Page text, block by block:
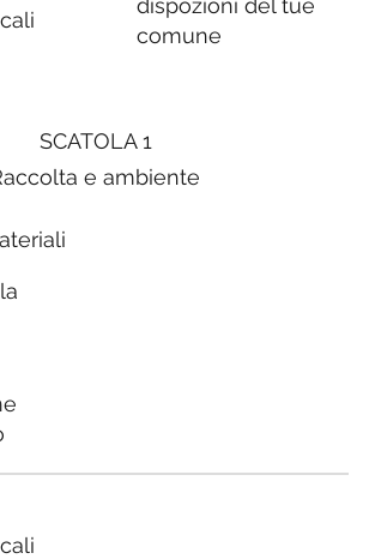
SCATOLA 1
e ambiente
dispozioni del tue
comune